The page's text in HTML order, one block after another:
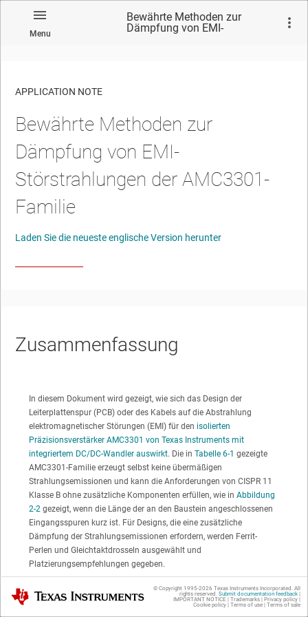
Menu
Bewährte Methoden zur
Dämpfung von EMI-
No matches found.
APPLICATION NOTE
Bewährte Methoden zur
Dämpfung von EMI-
Störstrahlungen der AMC3301-
Familie
Laden Sie die neueste englische Version herunter
Zusammenfassung
In diesem Dokument wird gezeigt, wie sich das Design der
Leiterplattenspur (PCB) oder des Kabels auf die Abstrahlung
elektromagnetischer Störungen (EMI) für den isolierten
Präzisionsverstärker AMC3301 von Texas Instruments mit
integriertem DC/DC-Wandler auswirkt. Die in Tabelle 6-1 gezeigte
AMC3301-Familie erzeugt selbst keine übermäßigen
Strahlungsemissionen und kann die Anforderungen von CISPR 11
Klasse B ohne zusätzliche Komponenten erfüllen, wie in Abbildung
2-2 gezeigt, wenn die Länge der an den Baustein angeschlossenen
Eingangsspuren kurz ist. Für Designs, die eine zusätzliche
Dämpfung der Strahlungsemissionen erfordern, werden Ferrit-
Perlen und Gleichtaktdrosseln ausgewählt und
Platzierungsempfehlungen gegeben.
Verschiedene Anwendungen in der Industrie und im
Automobilbereich erfordern eine gewisse Isolierung, um die
Texas Instruments © Copyright 1995-2026 Texas Instruments Incorporated. All
rights reserved. Submit documentation feedback|
IMPORTANT NOTICE | Trademarks| Privacy policy|
Cookie policy| Terms of use| Terms of sale